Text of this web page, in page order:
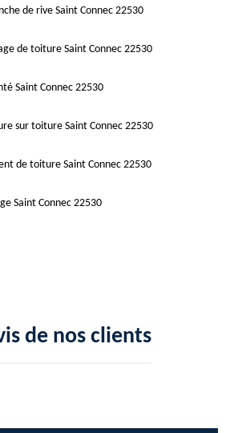
de rive Saint Connec 22530
de toiture Saint Connec 22530
Saint Connec 22530
sur toiture Saint Connec 22530
de toiture Saint Connec 22530
Saint Connec 22530
de nos clients